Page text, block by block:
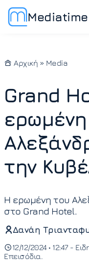
Mediatime
Αρχική » Media
Grand
την
Η ερωμένη του
στο Grand Hotel.
Δανάη
12/12/2024 • 12:47 -
Επεισόδια